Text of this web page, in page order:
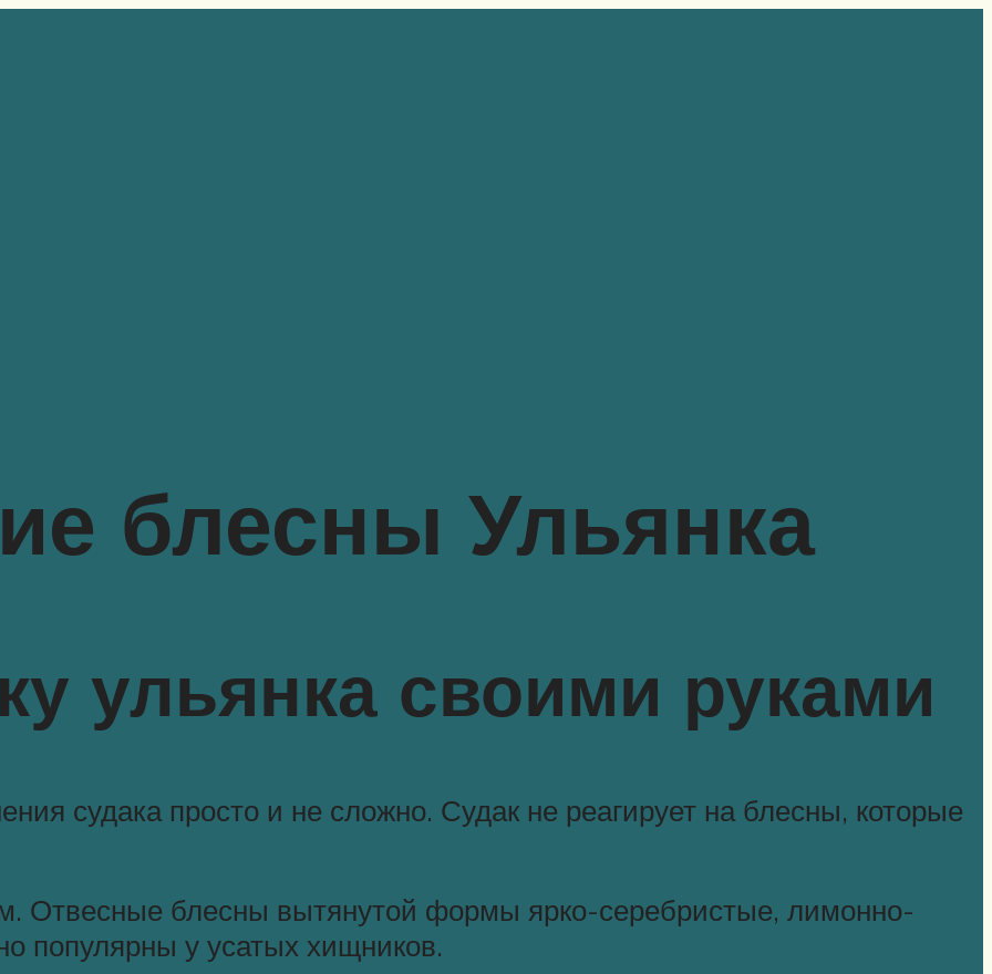
блесны Ульянка
ульянка своими руками
судака просто и не сложно. Судак не реагирует на блесны, которые
Отвесные блесны вытянутой формы ярко-серебристые, лимонно-
популярны у усатых хищников.